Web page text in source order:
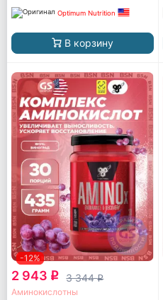
Optimum Nutrition
В корзину
-12%
2 943 q 3 344q
Аминокислотны